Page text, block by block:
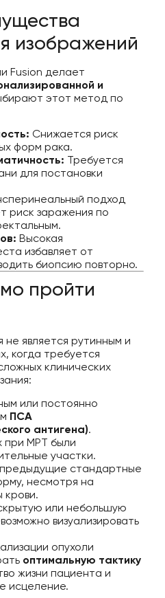
изображений
Fusion делает
и
этот метод по
Снижается риск
форм рака.
Требуется
для постановки
подход
риск заражения по
Высокая
избавляет от
биопсию повторно.
пройти
является рутинным и
когда требуется
клинических
или постоянно
ПСА
антигена).
при МРТ были
участки.
стандартные
несмотря на
крови.
или небольшую
визуализировать
опухоли
оптимальную тактику
жизни пациента и
исцеление.